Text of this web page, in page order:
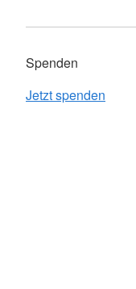
Spenden
Jetzt spenden